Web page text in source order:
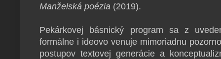
Manželská poézia (2019).
Pekárkovej básnický program sa z
formálne i ideovo venuje mimoriadnu
postupov textovej generácie a